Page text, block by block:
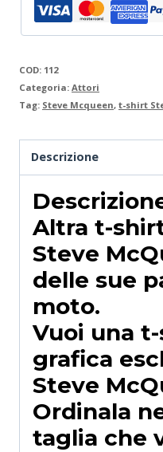
COD: 112
Categoria: Attori
Tag: Steve Mcqueen, t-shirt
Descrizione
Altra t-
Steve
delle sue
moto.
Vuoi una
grafica
Steve
Ordinala
taglia che